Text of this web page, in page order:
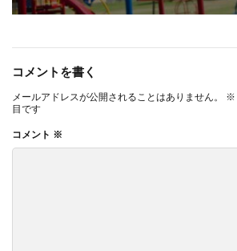
コメントを書く
メールアドレスが公開されることはありません。 ※
目です
コメント ※